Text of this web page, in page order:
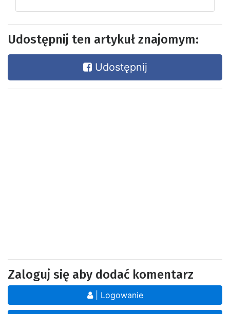
Udostępnij ten artykuł znajomym:
Udostępnij
Zaloguj się aby dodać komentarz
| Logowanie